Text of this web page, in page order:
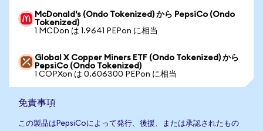
McDonald's (Ondo Tokenized) から PepsiCo (Ondo
Tokenized)
1 MCDon は 1.9641 PEPon に相当
Global X Copper Miners ETF (Ondo Tokenized) から
PepsiCo (Ondo Tokenized)
1 COPXon は 0.606300 PEPon に相当
免責事項
この製品はPepsiCoによって発行、後援、または承認されたもの